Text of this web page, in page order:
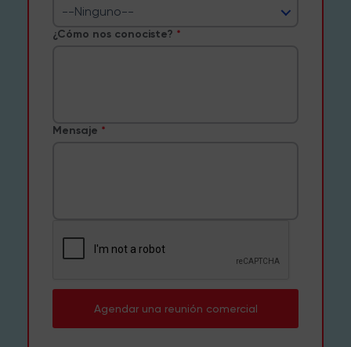
--Ninguno--
¿Cómo nos conociste?
Mensaje
Agendar una reunión comercial